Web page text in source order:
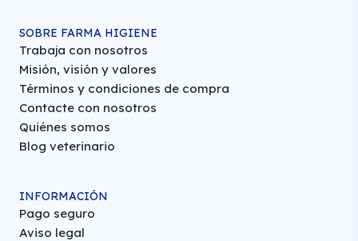
SOBRE FARMA HIGIENE
Trabaja con nosotros
Misión, visión y valores
Términos y condiciones de compra
Contacte con nosotros
Quiénes somos
Blog veterinario
INFORMACIÓN
Pago seguro
Aviso legal